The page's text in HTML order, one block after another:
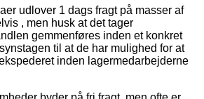
udlover 1 dags fragt på masser af
, men husk at det tager
gemmenføres inden et konkret
til at de har mulighed for at
inden lagermedarbejderne